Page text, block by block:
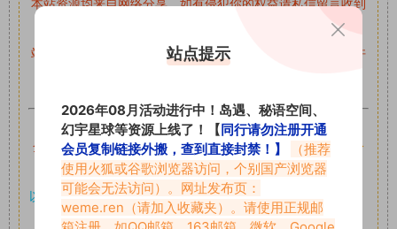
本站资源均来自网络分享，如有侵犯你的权益请私信留言收到
站内资源为网友个人学习或测试研究使用，未经原版权作者许
如果遇到付费才可获取的素材，建议升级对应的VIP。
全站付费素材可提供补档服务“均有备份”， 素材以主流网盘分
享。
以7z、7z分卷格式压缩，解压应下载对应的软件操作，
7-zip；安卓：zarchiver；苹果：解压专家
站点提示
2026年08月活动进行中！岛遇、秘语空间、
幻宇星球等资源上线了！【同行请勿注册开通
会员复制链接外搬，查到直接封禁！】
（推荐
使用火狐或谷歌浏览器访问，个别国产浏览器
可能会无法访问）。网址发布页：
weme.ren （请加入收藏夹）。请使用正规邮